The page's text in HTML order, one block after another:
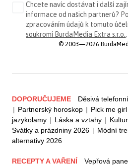
Chcete navíc dostávat i další
informace od našich partnerů?
zpracováním údajů k tomuto
soukromí BurdaMedia Extra s.r.o.
© 2003—2026
DOPORUČUJEME Děsivá
| Partnerský horoskop | Pick me girl
jazykolamy | Láska a vztahy |
Svátky a prázdniny 2026 | Módní
alternativy 2026
RECEPTY A VAŘENÍ Vepřová